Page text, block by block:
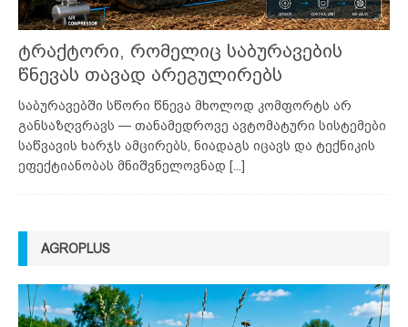
ტრაქტორი, რომელიც საბურავების
წნევას თავად არეგულირებს
საბურავებში სწორი წნევა მხოლოდ კომფორტს არ
განსაზღვრავს — თანამედროვე ავტომატური სისტემები
საწვავის ხარჯს ამცირებს, ნიადაგს იცავს და ტექნიკის
ეფექტიანობას მნიშვნელოვნად [...]
AGROPLUS